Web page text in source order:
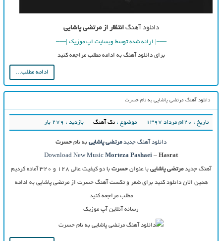
دانلود آهنگ انتظار از مرتضی پاشایی
—–| ارائه شده توسط وبسایت اپ موزیک |—–
برای دانلود آهنگ به ادامه مطلب مراجعه کنید
ادامه مطلب...
دانلود آهنگ مرتضی پاشایی به نام حسرت
تاریخ : ۲۰ام مرداد ۱۳۹۷ موضوع :تک آهنگ بازدید : 279 بار
دانلود آهنگ جدید مرتضی پاشایی به نام حسرت
Download New Music Morteza Pashaei – Hasrat
آهنگ جدیدمرتضی پاشایی با عنوانحسرت با دو کیفیت عالی ۱۲۸ و ۳۲۰ آماده کردیم
همین الان دانلود کنید برای شعر و تکست آهنگ حسرت از مرتضی پاشایی به ادامه
مطلب مراجعه کنید
رسانه آنلاین آپ موزیک